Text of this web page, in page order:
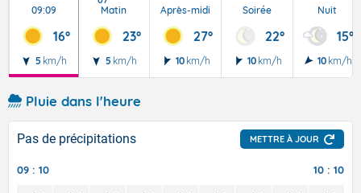
09:09
16°
5 km/h
Matin
23°
5 km/h
Après-midi
27°
10 km/h
Soirée
22°
10 km/h
Nuit
15°
10 km/h
Pluie dans l'heure
Pas de précipitations METTRE À JOUR
09 : 10 10 : 10